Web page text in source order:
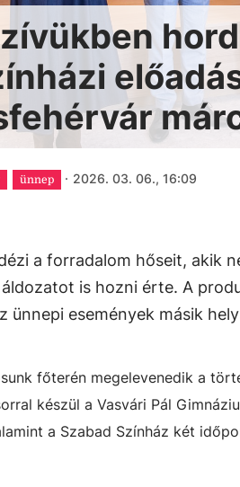
ünnep · 2026. 03. 06., 16:09
a forradalom hőseit, akik
is hozni érte. A
ünnepi események másik
főterén megelevenedik a
készül a Vasvári Pál
a Szabad Színház két